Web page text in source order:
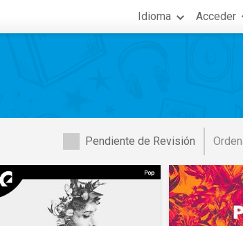
Idioma Acceder
Pendiente de Revisión